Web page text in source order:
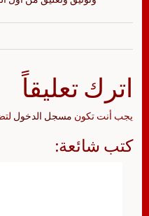
اترك تعليقاً
يجب أنت تكون مسجل الدخول
كتب شائعة: